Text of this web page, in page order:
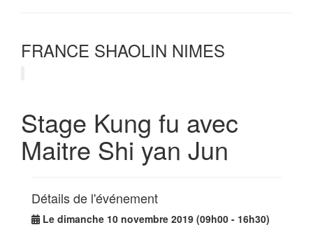
FRANCE SHAOLIN NIMES
Stage Kung fu avec
Maitre Shi yan Jun
Détails de l'événement
Le dimanche 10 novembre 2019 (09h00 - 16h30)